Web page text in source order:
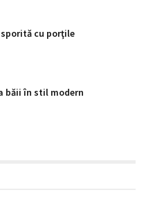
cu porţile
băii în stil modern